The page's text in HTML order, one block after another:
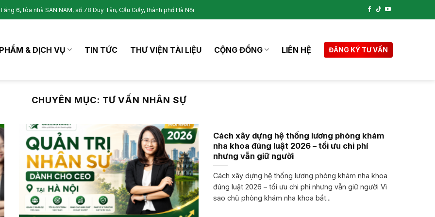
6, tòa nhà SAN NAM, số 78 Duy Tân, Cầu Giấy, thành phố Hà Nội
& DỊCH VỤ TIN TỨC THƯ VIỆN TÀI LIỆU CỘNG ĐỒNG LIÊN HỆ ĐĂNG KÝ TƯ VẤN
CHUYÊN MỤC: TƯ VẤN NHÂN SỰ
Cách xây dựng hệ thống lương phòng khám
nha khoa đúng luật 2026 – tối ưu chi phí
nhưng vẫn giữ người
Cách xây dựng hệ thống lương phòng khám nha khoa
đúng luật 2026 – tối ưu chi phí nhưng vẫn giữ người Vì
sao chủ phòng khám nha khoa bắt...